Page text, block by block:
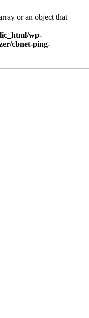
or an object that
wp-
cbnet-ping-